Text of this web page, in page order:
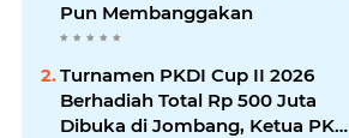
Pun Membanggakan
Turnamen PKDI Cup II 2026
Berhadiah Total Rp 500 Juta
Dibuka di Jombang, Ketua PKDI